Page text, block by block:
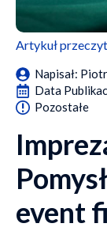
Artykuł
Napisał:
Data
Pozostałe
event